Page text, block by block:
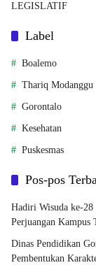
LEGISLATIF
Label
Boalemo
Thariq Modanggu
Gorontalo
Kesehatan
Puskesmas
Pos-pos
Hadiri Wisuda ke-
Perjuangan Kampus
Dinas Pendidikan
Pembentukan